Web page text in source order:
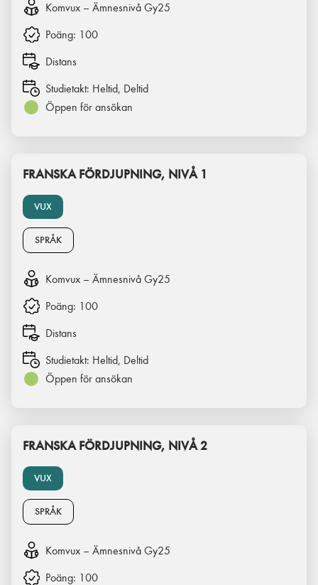
Komvux – Ämnesnivå Gy25
Poäng: 100
Distans
Studietakt: Heltid, Deltid
Öppen för ansökan
VUX
FRANSKA FÖRDJUPNING, NIVÅ 1
SPRÅK
Komvux – Ämnesnivå Gy25
Poäng: 100
Distans
Studietakt: Heltid, Deltid
Öppen för ansökan
VUX
FRANSKA FÖRDJUPNING, NIVÅ 2
SPRÅK
Komvux – Ämnesnivå Gy25
Poäng: 100